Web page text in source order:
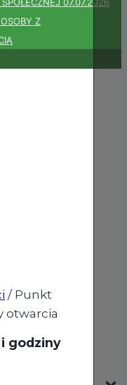
Z
/ Punkt
otwarcia
godziny